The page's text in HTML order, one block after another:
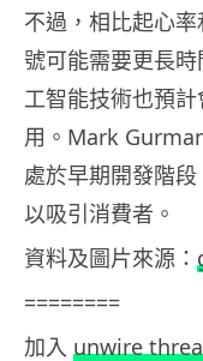
不過，相比起心
號可能需要更長
工智能技術也預
用。Mark
處於早期開發階
以吸引消費者。
資料及圖片來源：
========
加入 unwire